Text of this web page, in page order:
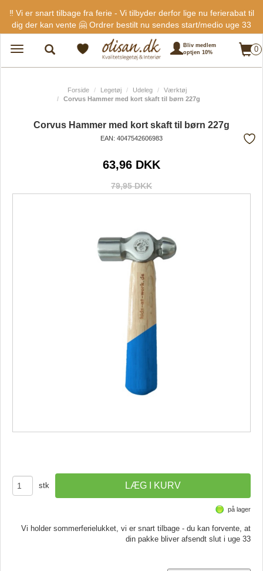
‼️ Vi er snart tilbage fra ferie - Vi tilbyder derfor lige nu ferierabat til
dig der kan vente 🤗 Ordrer bestilt nu sendes start/medio uge 33
Toggle
navigation
Bliv medlem
optjen 10%
0
Forside Legetøj Udeleg
Værktøj
Corvus Hammer med kort skaft til børn 227g
Corvus Hammer med kort skaft til børn 227g
EAN: 4047542606983
63,96 DKK
79,95 DKK
stk
på lager
Vi holder sommerferielukket, vi er snart tilbage - du kan forvente, at
din pakke bliver afsendt slut i uge 33